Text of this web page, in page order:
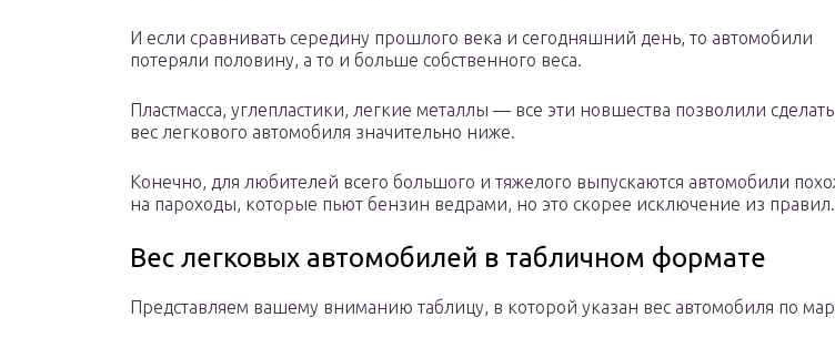
И если сравнивать середину прошлого века и сегодняшний день, то автомобили
потеряли половину, а то и больше собственного веса.
Пластмасса, углепластики, легкие металлы — все эти новшества позволили сделать
вес легкового автомобиля значительно ниже.
Конечно, для любителей всего большого и тяжелого выпускаются автомобили
на пароходы, которые пьют бензин ведрами, но это скорее исключение из правил.
Вес легковых автомобилей в табличном формате
Представляем вашему вниманию таблицу, в которой указан вес автомобиля по